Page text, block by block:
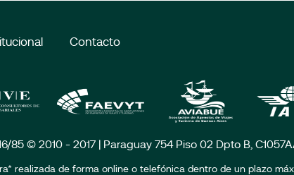
Contacto
85 © 2010 - 2017 | Paraguay 754 Piso 02 Dpto B,
realizada de forma online o telefónica dentro de un plazo